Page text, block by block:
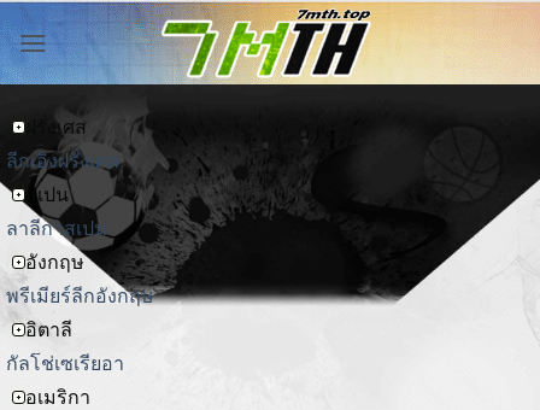
ข้าม
ไป
ยัง
ฝรั่งเศส
ลีกเอิงฝรั่งเศส
สเปน
ลาลีกาสเปน
อังกฤษ
พรีเมียร์ลีกอังกฤษ
อิตาลี
กัลโช่เซเรียอา
อเมริกา